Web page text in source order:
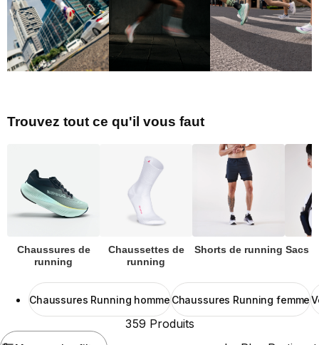
Trouvez tout ce qu'il vous faut
Chaussures de
running
Chaussettes de
running
Shorts de running Sacs
Chaussures Running homme Chaussures Running femme
359 Produits